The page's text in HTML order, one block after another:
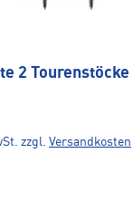
2 Tourenstöcke
zzgl. Versandkosten